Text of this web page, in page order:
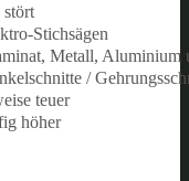
stört
Stichsägen
Metall, Aluminium
/
teuer
höher